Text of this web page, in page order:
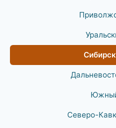
Северо-